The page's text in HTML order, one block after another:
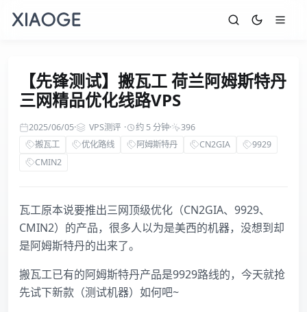
【先锋测试】搬瓦工 荷兰阿姆斯特丹
三网精品优化线路VPS
2025/06/05· VPS测评 · 约 5 分钟·
396
搬瓦工
优化路线 阿姆斯特丹 CN2GIA
9929
CMIN2
瓦工原本说要推出三网顶级优化（CN2GIA、9929、
CMIN2）的产品，很多人以为是美西的机器，没想到却
是阿姆斯特丹的出来了。
搬瓦工已有的阿姆斯特丹产品是9929路线的，今天就抢
先试下新款（测试机器）如何吧~